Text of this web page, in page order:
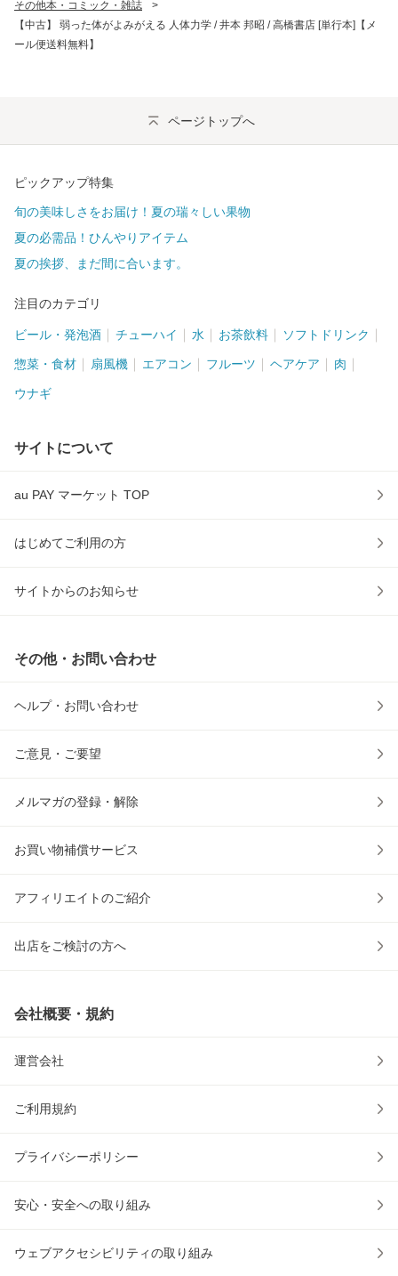
その他本・コミック・雑誌
>
【中古】 弱った体がよみがえる 人体力学 / 井本 邦昭 / 高橋書店 [単行本]【メ
ール便送料無料】
ページトップへ
ピックアップ特集
旬の美味しさをお届け！夏の瑞々しい果物
夏の必需品！ひんやりアイテム
夏の挨拶、まだ間に合います。
注目のカテゴリ
ビール・発泡酒 チューハイ 水 お茶飲料 ソフトドリンク
惣菜・食材 扇風機 エアコン フルーツ ヘアケア 肉
ウナギ
サイトについて
au PAY マーケット TOP
はじめてご利用の方
サイトからのお知らせ
その他・お問い合わせ
ヘルプ・お問い合わせ
ご意見・ご要望
メルマガの登録・解除
お買い物補償サービス
アフィリエイトのご紹介
出店をご検討の方へ
会社概要・規約
運営会社
ご利用規約
プライバシーポリシー
安心・安全への取り組み
ウェブアクセシビリティの取り組み